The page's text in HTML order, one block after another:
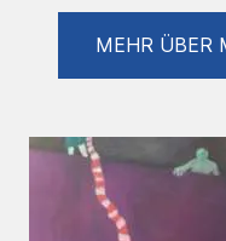
Subtext
machen für den
Bildträgern
Figuration und
Zone, die ich
MEHR ÜBER